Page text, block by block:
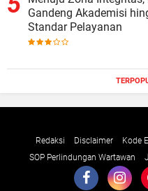
Gandeng Akademisi
Standar Pelayanan
Redaksi Disclaimer Kode
SOP Perlindungan Wartawan